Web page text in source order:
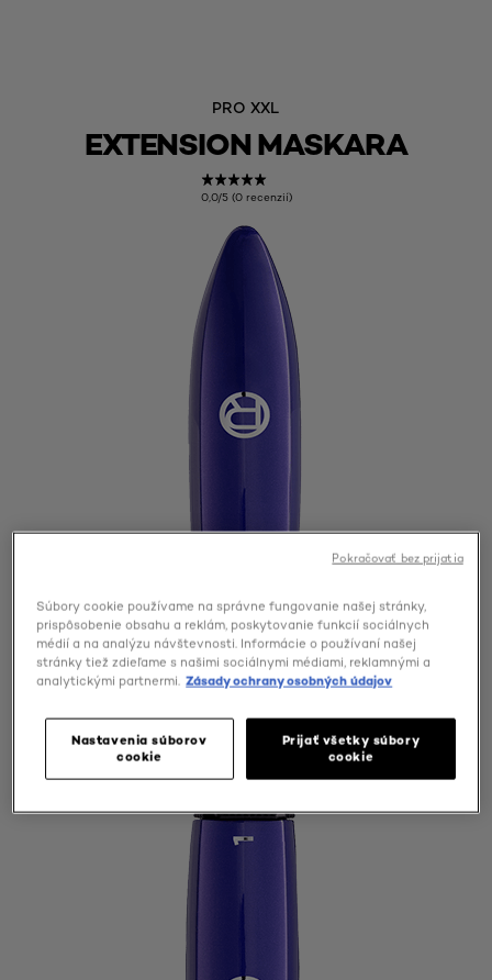
PRO XXL
EXTENSION MASKARA
0,0/5 (0 recenzií)
Súbory cookie používame na správne fungovanie našej stránky,
prispôsobenie obsahu a reklám, poskytovanie funkcií sociálnych
médií a na analýzu návštevnosti. Informácie o používaní našej
stránky tiež zdieľame s našimi sociálnymi médiami, reklamnými a
analytickými partnermi. Zásady ochrany osobných údajov
Nastavenia súborov
cookie
Prijať všetky súbory
cookie
Pokračovať bez prijatia